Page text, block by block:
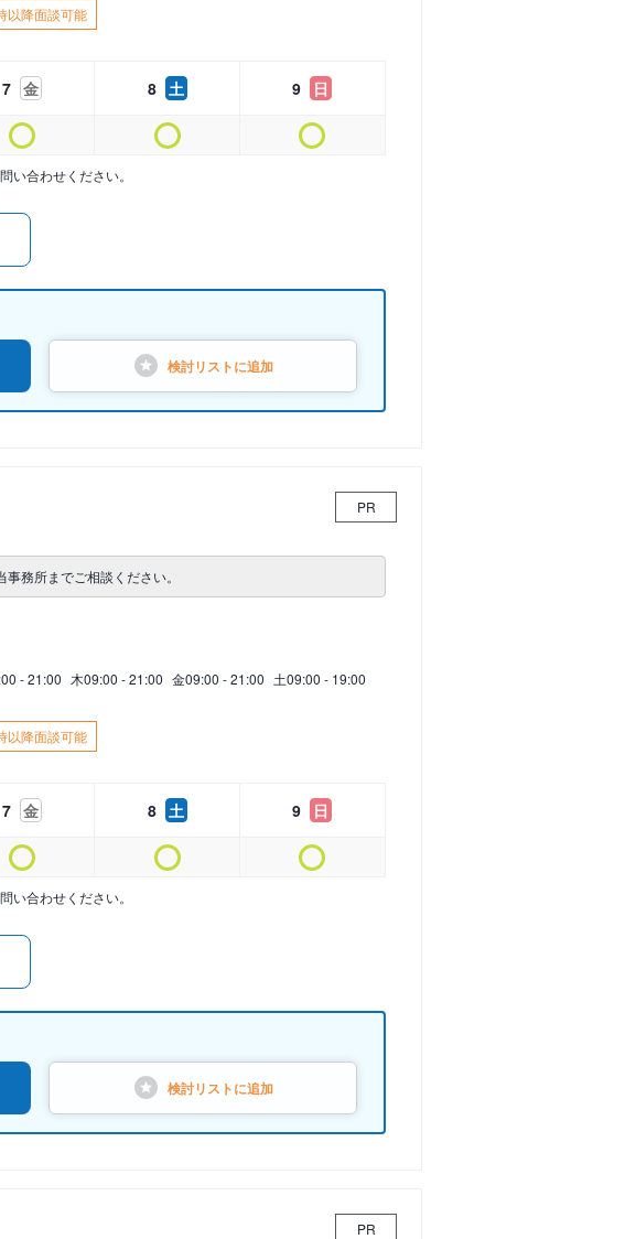
以降面談可能
7 金 8 土 9 日
合わせください。
検討リストに追加
PR
務所までご相談ください。
- 21:00 木09:00 - 21:00 金09:00 - 21:00 土09:00 - 19:00
以降面談可能
7 金 8 土 9 日
合わせください。
検討リストに追加
PR